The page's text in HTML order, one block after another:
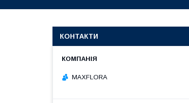
КОНТАКТИ
MAXFLORA